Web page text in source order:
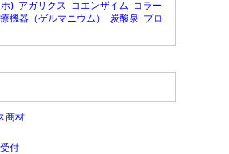
) アガリクス コエンザイム コラー
機器（ゲルマニウム） 炭酸泉 プロ
商材
付